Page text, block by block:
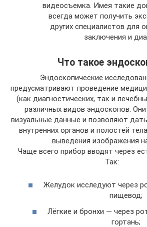
видеосъемка. Имея такие
всегда может получить
других специалистов для
заключения и
Что такое
Эндоскопические
предусматривают проведение
(как диагностических, так и
различных видов эндоскопов.
визуальные данные и позволяют
внутренних органов и полостей
выведения изображения
Чаще всего прибор вводят через
Так:
Желудок исследуют через
пищевод;
Лёгкие и бронхи — через
гортань;